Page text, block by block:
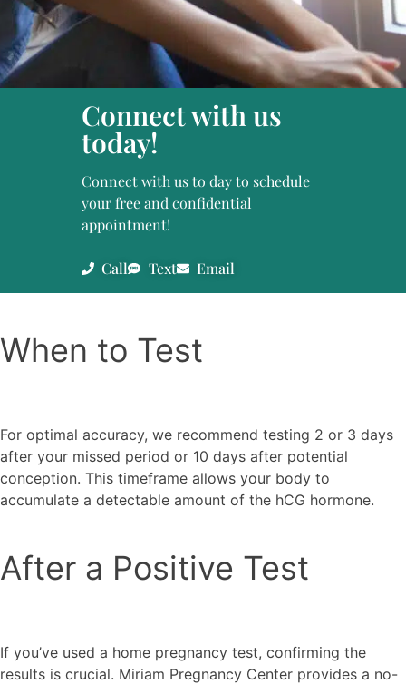
Connect with us
today!
Connect with us to day to schedule
your free and confidential
appointment!
Call Text Email
When to Test
For optimal accuracy, we recommend testing 2 or 3 days
after your missed period or 10 days after potential
conception. This timeframe allows your body to
accumulate a detectable amount of the hCG hormone.
After a Positive Test
If you’ve used a home pregnancy test, confirming the
results is crucial. Miriam Pregnancy Center provides a no-